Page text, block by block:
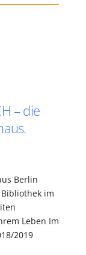
– die
Berlin
im
Leben Im
2019